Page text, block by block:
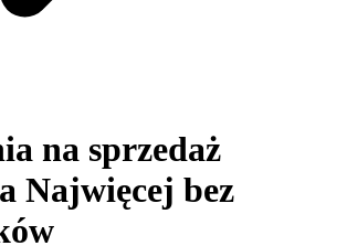
na sprzedaż
Najwięcej bez